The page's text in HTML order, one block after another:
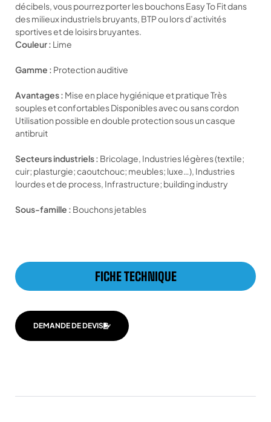
décibels, vous pourrez porter les bouchons Easy To Fit dans
des milieux industriels bruyants, BTP ou lors d’activités
sportives et de loisirs bruyantes.
Couleur : Lime
Gamme : Protection auditive
Avantages : Mise en place hygiénique et pratique Très
souples et confortables Disponibles avec ou sans cordon
Utilisation possible en double protection sous un casque
antibruit
Secteurs industriels : Bricolage, Industries légères (textile;
cuir; plasturgie; caoutchouc; meubles; luxe…), Industries
lourdes et de process, Infrastructure; building industry
Sous-famille : Bouchons jetables
FICHE TECHNIQUE
DEMANDE DE DEVIS